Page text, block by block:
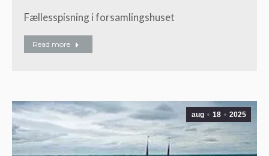
Fællesspisning i forsamlingshuset
Read more
aug 18 2025